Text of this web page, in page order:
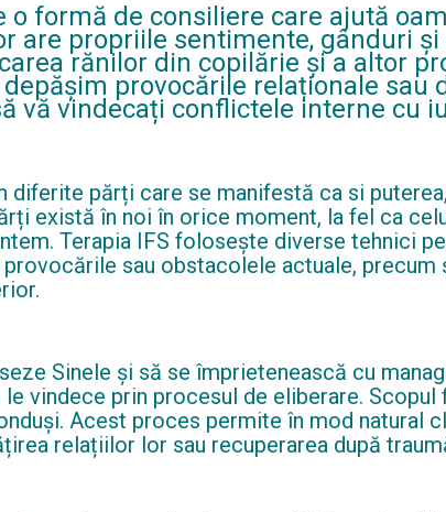
formă de consiliere care ajută
are propriile sentimente, gânduri
rănilor din copilărie și a altor
provocările relaționale sau
vă vindecați conflictele interne cu
părți care se manifestă ca si
există în noi în orice moment, la fel ca
Terapia IFS folosește diverse tehnici
sau obstacolele actuale,
Sinele și să se împrietenească cu
vindece prin procesul de eliberare. Scopul
Acest proces permite în mod natural
relațiilor lor sau recuperarea după